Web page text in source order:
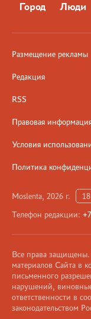
Город Люди
Размещение рекламы
Редакция
RSS
Правовая
Условия
Политика
Moslenta, 2026 г.
Телефон редакции:
Все права
материалов Сайта в
письменного
нарушений,
ответственности в
законодательством